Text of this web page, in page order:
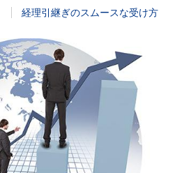
経理引継ぎのスムースな受け方